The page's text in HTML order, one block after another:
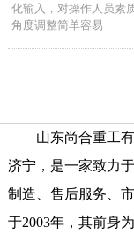
化输入，对操作人员素
角度调整简单容易
山东尚合重工有
济宁，是一家致力
制造、售后服务、
于2003年，其前身